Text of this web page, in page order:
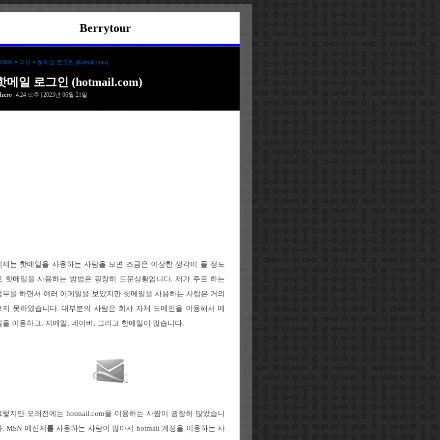
Berrytour
> 리뷰 > 핫메일 로그인 (hotmail.com)
메일 로그인 (hotmail.com)
| 4:24 오후 | 2023년 06월 21일
제는 핫메일을 사용하는 사람을 보면 조금은 이상한 생각이 들 정도
핫메일을 사용하는 방법은 굉장히 드문상황입니다. 제가 주로 하는
무를 하면서 여러 이메일을 보았지만 핫메일을 사용하는 사람은 거의
지 못하였습니다. 대부분의 사람은 회사 자체 도메인을 이용해서 메
을 이용하고, 지메일, 네이버, 그리고 한메일이 많습니다.
렇지만 오래전에는 hotmail.com을 이용하는 사람이 굉장히 많았습니
. MSN 메신저를 사용하는 사람이 많아서 hotmail 계정을 이용하는 사